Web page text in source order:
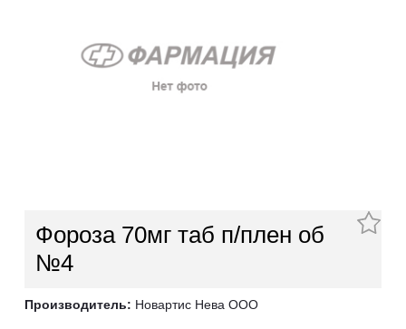
Фороза 70мг таб п/плен об
№4
Производитель: Новартис Нева ООО